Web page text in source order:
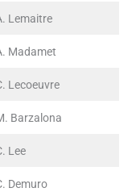
Lemaitre
Madamet
Lecoeuvre
Barzalona
Lee
Demuro